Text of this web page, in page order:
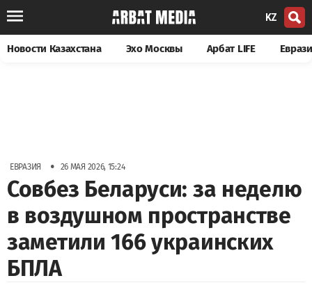
KZ
Новости Казахстана Эхо Москвы Арбат LIFE
ЕВРАЗИЯ • 26 МАЯ 2026, 15:24
Совбез Беларуси: за неделю
в воздушном пространстве
заметили 166 украинских
БПЛА